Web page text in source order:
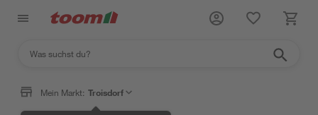
Mein Markt: Troisdorf